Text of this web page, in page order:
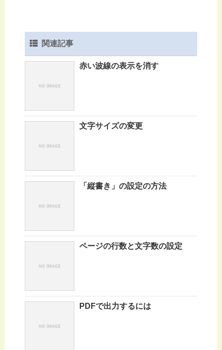
関連記事
赤い波線の表示を消す
文字サイズの変更
「縦書き」の設定の方法
ページの行数と文字数の設定
PDFで出力するには